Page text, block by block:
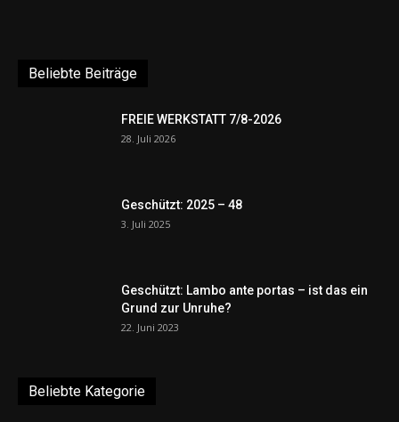
Beliebte Beiträge
FREIE WERKSTATT 7/8-2026
28. Juli 2026
Geschützt: 2025 – 48
3. Juli 2025
Geschützt: Lambo ante portas – ist das ein
Grund zur Unruhe?
22. Juni 2023
Beliebte Kategorie